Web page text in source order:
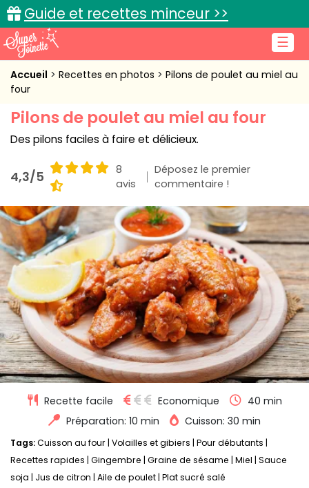
☰
Guide et recettes minceur >>
Accueil
Cuisine pratique
L'actu cuisine
Connexion
Accueil Recettes en photos
Pilons de poulet au miel au
four
Pilons de poulet au miel au four
Des pilons faciles à faire et délicieux.
4,3/5
8
avis
Déposez le premier
commentaire !
Recette facile Economique
40 min
Préparation: 10 min
Cuisson: 30 min
Tags:Cuisson au four Volailles et gibiers Pour débutants
Recettes rapides Gingembre Graine de sésame Miel Sauce
soja
Jus de citron Aile de poulet Plat sucré salé